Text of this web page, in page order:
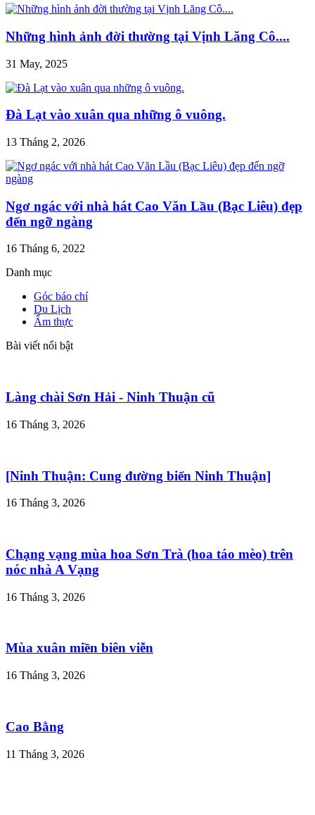
Những hình ảnh đời thường tại Vịnh Lăng Cô....
31 May, 2025
Đà Lạt vào xuân qua những ô vuông.
13 Tháng 2, 2026
Ngơ ngác với nhà hát Cao Văn Lầu (Bạc Liêu) đẹp
đến ngỡ ngàng
16 Tháng 6, 2022
Danh mục
Góc báo chí
Du Lịch
Ẩm thực
Bài viết nổi bật
Làng chài Sơn Hải - Ninh Thuận cũ
16 Tháng 3, 2026
[Ninh Thuận: Cung đường biển Ninh Thuận]
16 Tháng 3, 2026
Chạng vạng mùa hoa Sơn Trà (hoa táo mèo) trên
nóc nhà A Vạng
16 Tháng 3, 2026
Mùa xuân miền biên viễn
16 Tháng 3, 2026
Cao Bằng
11 Tháng 3, 2026